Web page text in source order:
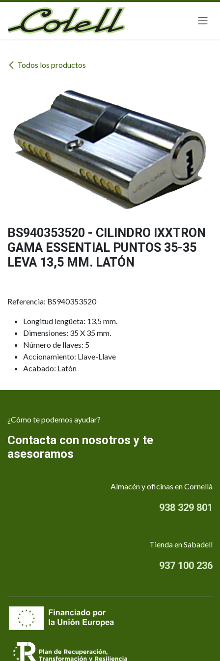
Ir al contenido
Todos los productos
BS940353520 - CILINDRO IXXTRON
GAMA ESSENTIAL PUNTOS 35-35
LEVA 13,5 MM. LATÓN
Referencia: BS940353520
Longitud lengüeta: 13,5 mm.
Dimensiones: 35 X 35 mm.
Número de llaves: 5
Accionamiento: Llave-Llave
Acabado: Latón
¿Cómo te podemos ayudar?
Contacta con nosotros y te
asesoramos
Almacén y oficinas en Cornellà
938 329 801
Tienda en Sabadell
937 100 236